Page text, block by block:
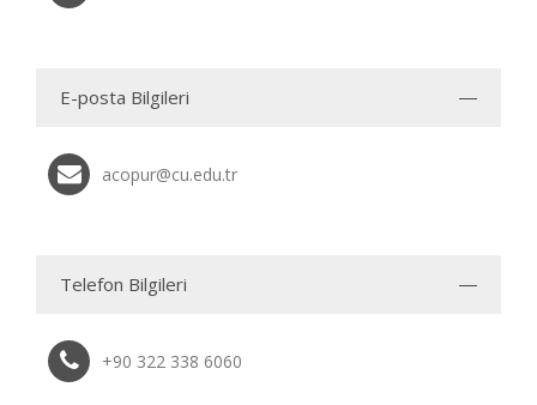
E-posta Bilgileri
acopur@cu.edu.tr
Telefon Bilgileri
+90 322 338 6060